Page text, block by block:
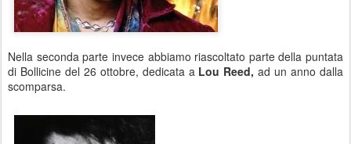
Nella seconda parte invece abbiamo riascoltato parte della puntata
di Bollicine del 26 ottobre, dedicata a Lou Reed,ad un anno dalla
scomparsa.